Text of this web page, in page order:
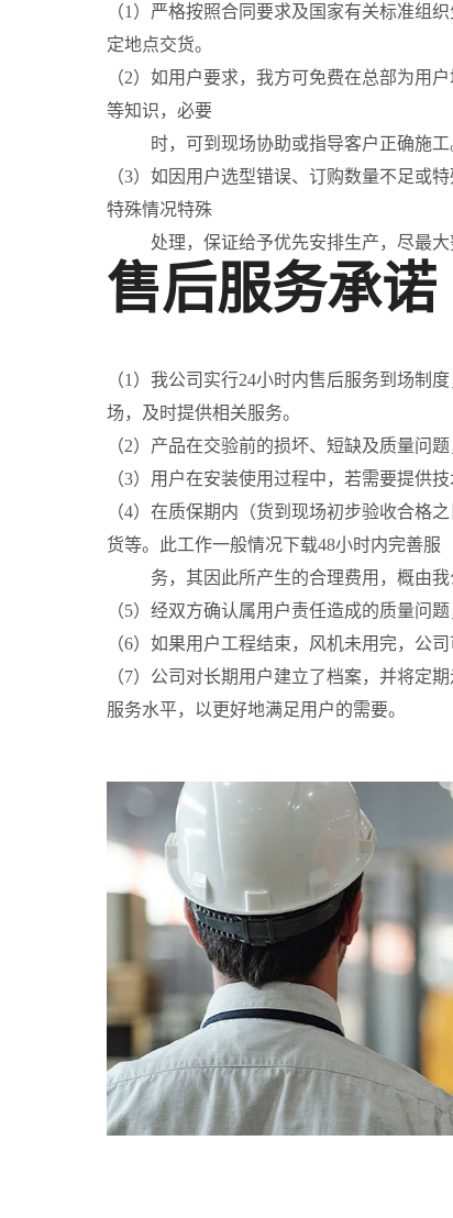
（1）严格按照合同要求及国家有关标准组
定地点交货。
（2）如用户要求，我方可免费在总部为用
等知识，必要
时，可到现场协助或指导客户正确施工
（3）如因用户选型错误、订购数量不足或
特殊情况特殊
处理，保证给予优先安排生产，尽最
售后服务承诺
（1）我公司实行24小时内售后服务到场制
场，及时提供相关服务。
（2）产品在交验前的损坏、短缺及质量问
（3）用户在安装使用过程中，若需要提供
（4）在质保期内（货到现场初步验收合格
货等。此工作一般情况下载48小时内完善服
务，其因此所产生的合理费用，概由我
（5）经双方确认属用户责任造成的质量问
（6）如果用户工程结束，风机未用完，公
（7）公司对长期用户建立了档案，并将定
服务水平，以更好地满足用户的需要。